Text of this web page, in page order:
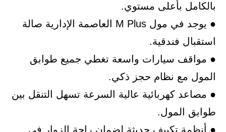
بالكامل بأعلى مستوي.
● يوجد في مول M Plus العاصمة الإدارية صالة
استقبال فندقية.
● مواقف سيارات واسعة تغطي جميع طوابق
المول مع نظام حجز ذكي.
● مصاعد كهربائية عالية السرعة تسهل التنقل بين
طوابق المول.
● أنظمة تكييف حديثة لضمان راحة الزوار في